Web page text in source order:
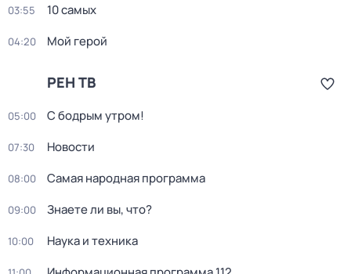
03:55 10 самых
04:20 Мой герой
РЕН ТВ
05:00 С бодрым утром!
07:30 Новости
08:00 Самая народная программа
09:00 Знаете ли вы, что?
10:00 Наука и техника